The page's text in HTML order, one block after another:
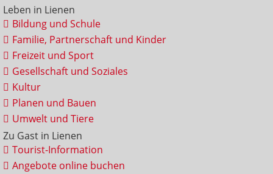
Leben in Lienen
Bildung und Schule
Familie, Partnerschaft und Kinder
Freizeit und Sport
Gesellschaft und Soziales
Kultur
Planen und Bauen
Umwelt und Tiere
Zu Gast in Lienen
Tourist-Information
Angebote online buchen